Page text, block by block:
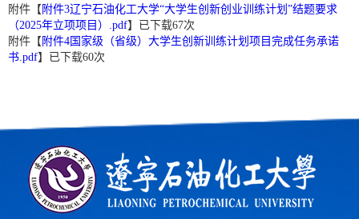
附件【 附件3辽宁石油化工大学“大学生创新创业训练计划”结题要求
（2025年立项项目）.pdf】已下载67次
附件【 附件4国家级（省级）大学生创新训练计划项目完成任务承诺
书.pdf】已下载60次